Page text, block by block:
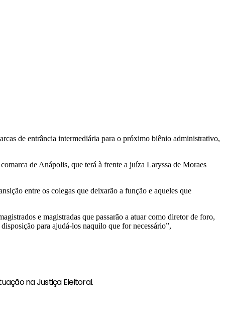
de entrância intermediária para o próximo biênio administrativo,
de Anápolis, que terá à frente a juíza Laryssa de Moraes
entre os colegas que deixarão a função e aqueles que
e magistradas que passarão a atuar como diretor de foro,
para ajudá-los naquilo que for necessário”,
na Justiça Eleitoral.